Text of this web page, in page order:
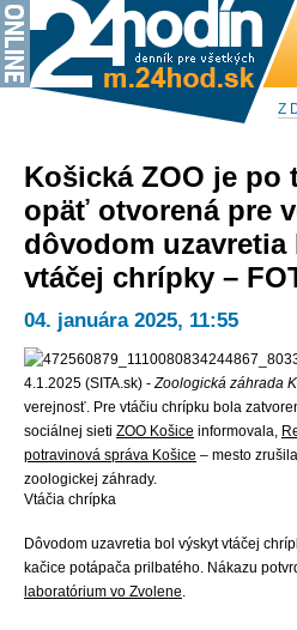
Z
Košická ZOO je po
opäť otvorená pre
dôvodom
vtáčej chrípky –
04. januára 2025, 11:55
4.1.2025 (SITA.sk) -Zoologická záhrada
verejnosť. Pre vtáčiu chrípku bola
sociálnej sieti ZOO Košice informovala,
potravinová správa Košice – mesto
zoologickej záhrady.
Vtáčia chrípka
Dôvodom uzavretia bol výskyt vtáčej
kačice potápača prilbatého. Nákazu
laboratórium vo Zvolene.